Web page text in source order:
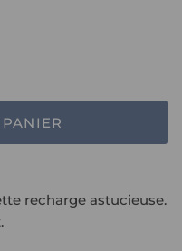
recharge astucieuse.